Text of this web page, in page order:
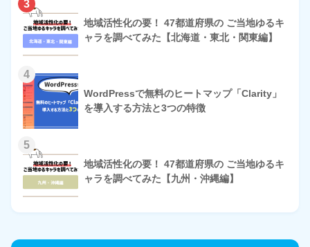
3
地域活性化の要！ 47都道府県の ご当地ゆるキ
ャラを調べてみた【北海道・東北・関東編】
4
WordPressで無料のヒートマップ「Clarity」
を導入する方法と3つの特徴
5
地域活性化の要！ 47都道府県の ご当地ゆるキ
ャラを調べてみた【九州・沖縄編】